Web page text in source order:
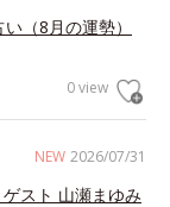
（8月の運勢）
0 view
NEW 2026/07/31
スト 山瀬まゆみ